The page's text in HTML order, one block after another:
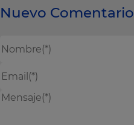
Nuevo Comentario